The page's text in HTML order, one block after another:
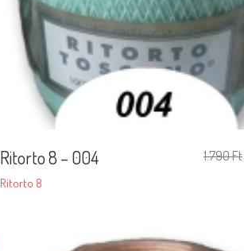
Ritorto 8 – 004
Ritorto 8
1.790Ft